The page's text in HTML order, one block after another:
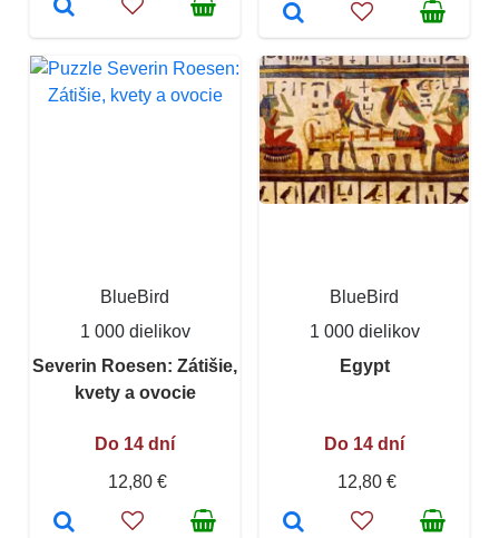
BlueBird
1 000 dielikov
Severin Roesen: Zátišie,
kvety a ovocie
Do 14 dní
12,80 €
BlueBird
1 000 dielikov
Egypt
Do 14 dní
12,80 €